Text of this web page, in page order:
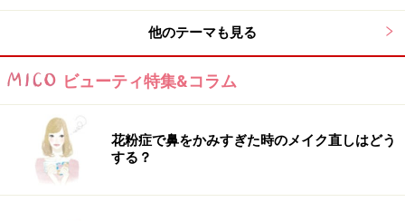
他のテーマも見る
ビューティ特集&コラム
花粉症で鼻をかみすぎた時のメイク直しはどう
する？